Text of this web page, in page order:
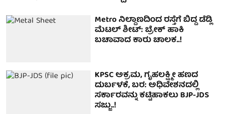
Metro ನಿಲ್ದಾಣದಿಂದ ರಸ್ತೆಗೆ ಬಿದ್ದ ಡೆಡ್ಲಿ
ಮೆಟಲ್ ಶೀಟ್: ಬ್ರೇಕ್ ಹಾಕಿ
ಬಚಾವಾದ ಕಾರು ಚಾಲಕ..!
KPSC ಅಕ್ರಮ, ಗೃಹಲಕ್ಷ್ಮೀ ಹಣದ
ದುರ್ಬಳಕೆ, ಬರ: ಅಧಿವೇಶನದಲ್ಲಿ
ಸರ್ಕಾರವನ್ನು ಕಟ್ಟಿಹಾಕಲು BJP-JDS
ಸಜ್ಜು..!